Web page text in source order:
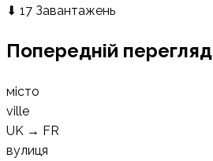
⬇ 17 Завантажень
Попередній перегляд
місто
ville
UK → FR
вулиця